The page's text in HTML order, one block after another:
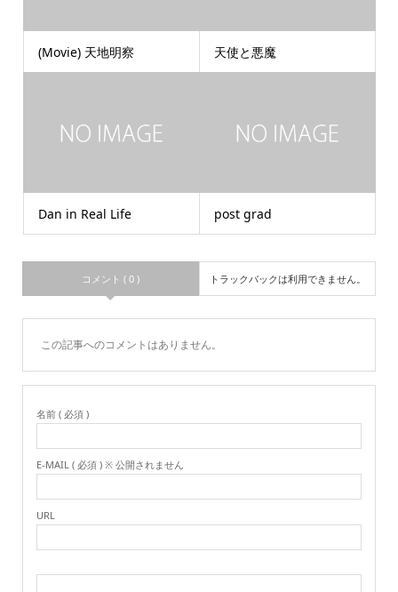
(Movie) 天地明察 天使と悪魔
Dan in Real Life post grad
コメント ( 0 ) トラックバックは利用できません。
この記事へのコメントはありません。
名前 ( 必須 )
E-MAIL ( 必須 ) ※ 公開されません
URL